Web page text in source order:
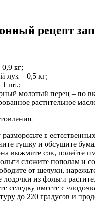
рецепт
0,9 кг;
лук – 0,5 кг;
1 шт.;
молотый перец – по
растительное
разморозьте в
тушку и обсушите
выжмите сок, полейте
сложите пополам и
от шелухи,
лодочки из фольги
селедку вместе с
до 220 градусов и